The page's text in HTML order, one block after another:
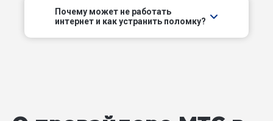
Укшукский пер
Хрустальный пер
Почему может не работать
интернет и как устранить поломку?